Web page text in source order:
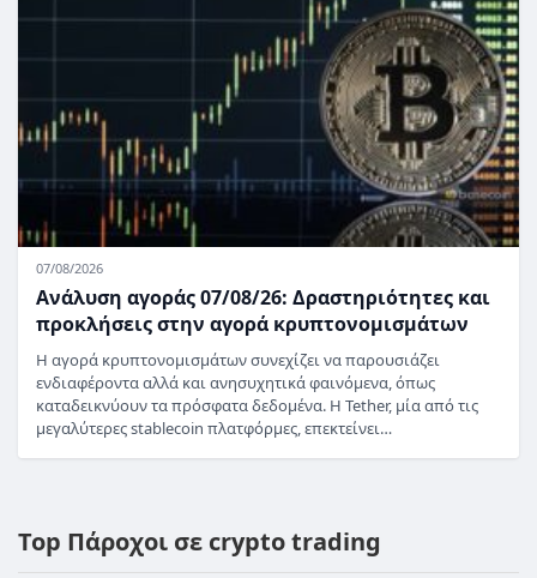
07/08/2026
Ανάλυση αγοράς 07/08/26: Δραστηριότητες και
προκλήσεις στην αγορά κρυπτονομισμάτων
Η αγορά κρυπτονομισμάτων συνεχίζει να παρουσιάζει
ενδιαφέροντα αλλά και ανησυχητικά φαινόμενα, όπως
καταδεικνύουν τα πρόσφατα δεδομένα. Η Tether, μία από τις
μεγαλύτερες stablecoin πλατφόρμες, επεκτείνει…
Top Πάροχοι σε crypto trading